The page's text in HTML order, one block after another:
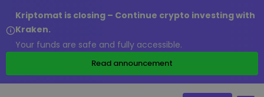
Kriptomat is closing – Continue crypto investing with
Kraken.
Your funds are safe and fully accessible.
Read announcement